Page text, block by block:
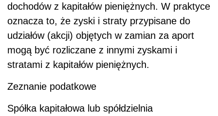
dochodów z kapitałów pieniężnych. W praktyce
oznacza to, że zyski i straty przypisane do
udziałów (akcji) objętych w zamian za aport
mogą być rozliczane z innymi zyskami i
stratami z kapitałów pieniężnych.
Zeznanie podatkowe
Spółka kapitałowa lub spółdzielnia